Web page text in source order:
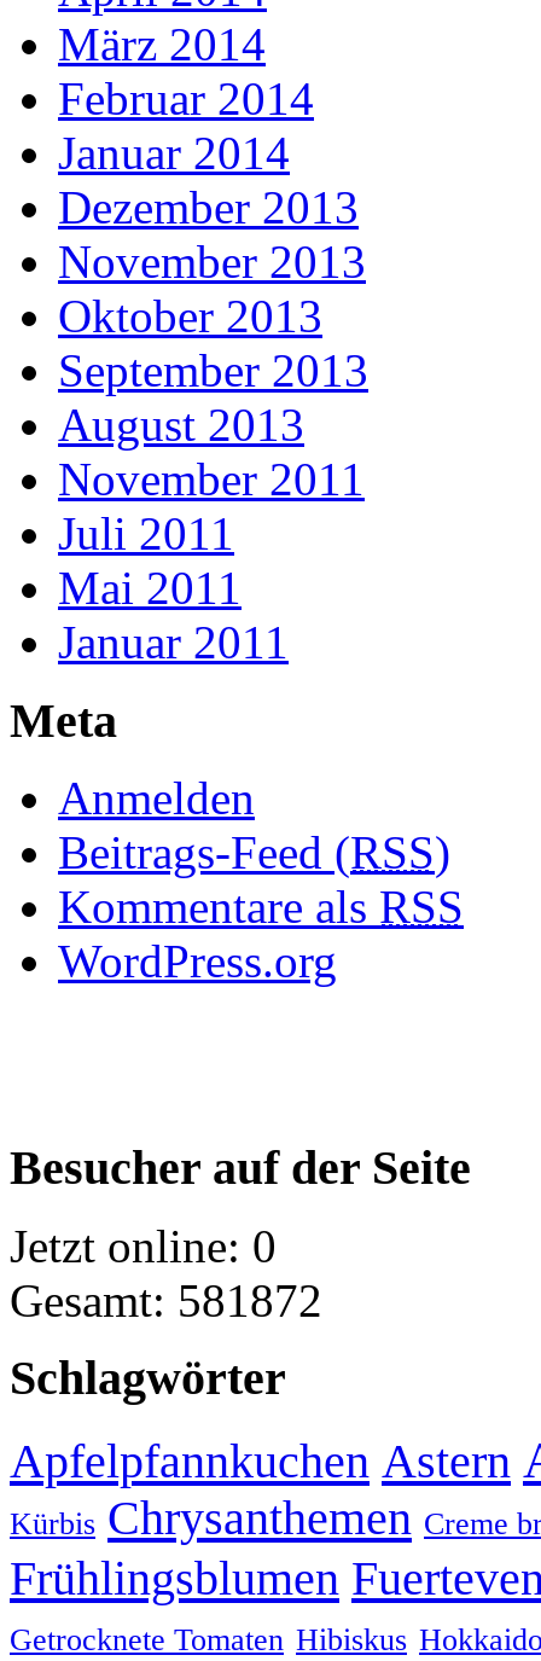
März 2014
Februar 2014
Januar 2014
Dezember 2013
November 2013
Oktober 2013
September 2013
August 2013
November 2011
Juli 2011
Mai 2011
Januar 2011
Meta
Anmelden
Beitrags-Feed (RSS)
Kommentare als RSS
WordPress.org
Besucher auf der Seite
Jetzt online: 0
Gesamt: 581872
Schlagwörter
Apfelpfannkuchen Astern
Kürbis Chrysanthemen Creme
Frühlingsblumen
Getrocknete Tomaten Hibiskus